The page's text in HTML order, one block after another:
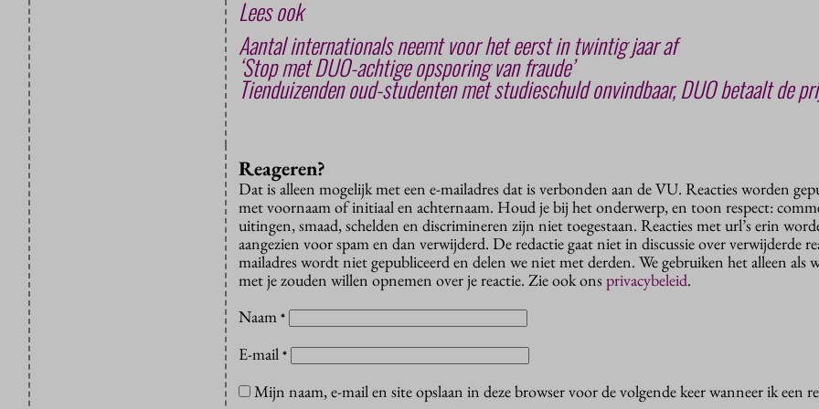
Lees ook
Aantal internationals neemt voor het eerst in twintig jaar af
‘Stop met DUO-achtige opsporing van fraude’
Tienduizenden oud-studenten met studieschuld onvindbaar, DUO betaalt de
Reageren?
Dat is alleen mogelijk met een e-mailadres dat is verbonden aan de VU. Reacties worden
met voornaam of initiaal en achternaam. Houd je bij het onderwerp, en toon respect:
uitingen, smaad, schelden en discrimineren zijn niet toegestaan. Reacties met url’s erin
aangezien voor spam en dan verwijderd. De redactie gaat niet in discussie over verwijderde
mailadres wordt niet gepubliceerd en delen we niet met derden. We gebruiken het alleen als
met je zouden willen opnemen over je reactie. Zie ook onsprivacybeleid.
Naam *
E-mail *
Mijn naam, e-mail en site opslaan in deze browser voor de volgende keer wanneer ik een